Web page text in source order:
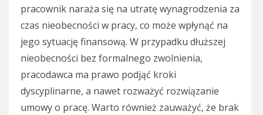
pracownik naraża się na utratę wynagrodzenia za
czas nieobecności w pracy, co może wpłynąć na
jego sytuację finansową. W przypadku dłuższej
nieobecności bez formalnego zwolnienia,
pracodawca ma prawo podjąć kroki
dyscyplinarne, a nawet rozważyć rozwiązanie
umowy o pracę. Warto również zauważyć, że brak